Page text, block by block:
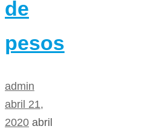
de
pesos
admin
abril 21,
2020 abril